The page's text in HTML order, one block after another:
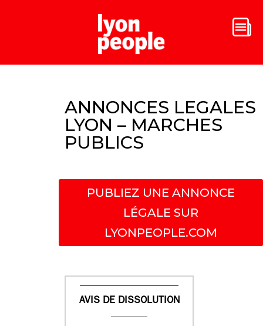
ANNONCES LEGALES
LYON – MARCHES
PUBLICS
PUBLIEZ UNE ANNONCE
LÉGALE SUR
LYONPEOPLE.COM
AVIS DE DISSOLUTION